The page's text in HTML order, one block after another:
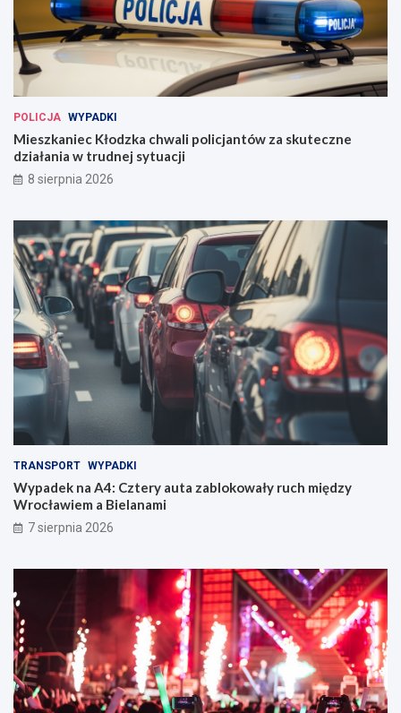
POLICJA WYPADKI
Mieszkaniec Kłodzka chwali policjantów za skuteczne
działania w trudnej sytuacji
8 sierpnia 2026
TRANSPORT WYPADKI
Wypadek na A4: Cztery auta zablokowały ruch między
Wrocławiem a Bielanami
7 sierpnia 2026